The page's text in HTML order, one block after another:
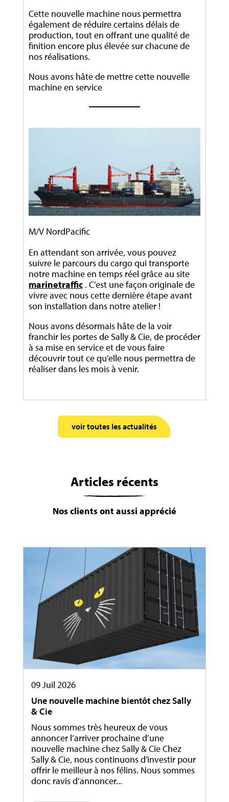
Cette nouvelle machine nous permettra
également de réduire certains délais de
production, tout en offrant une qualité de
finition encore plus élevée sur chacune de
nos réalisations.
Nous avons hâte de mettre cette nouvelle
machine en service
M/V NordPacific
En attendant son arrivée, vous pouvez
suivre le parcours du cargo qui transporte
notre machine en temps réel grâce au site
marinetraffic. C’est une façon originale de
vivre avec nous cette dernière étape avant
son installation dans notre atelier !
Nous avons désormais hâte de la voir
franchir les portes de Sally & Cie, de procéder
à sa mise en service et de vous faire
découvrir tout ce qu’elle nous permettra de
réaliser dans les mois à venir.
voir toutes les actualités
Articles récents
Nos clients ont aussi apprécié
09 Juil 2026
Une nouvelle machine bientôt chez Sally
& Cie
Nous sommes très heureux de vous
annoncer l’arriver prochaine d’une
nouvelle machine chez Sally & Cie Chez
Sally & Cie, nous continuons d’investir pour
offrir le meilleur à nos félins. Nous sommes
donc ravis d’annoncer...